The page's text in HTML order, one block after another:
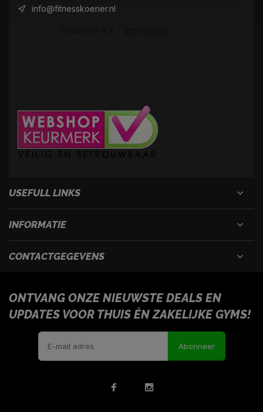
info@fitnesskoerier.nl
USEFULL LINKS
INFORMATIE
CONTACTGEGEVENS
ONTVANG ONZE NIEUWSTE DEALS EN
UPDATES VOOR THUIS ÉN ZAKELIJKE GYMS!
Abonneer